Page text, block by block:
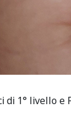
di 1° livello e